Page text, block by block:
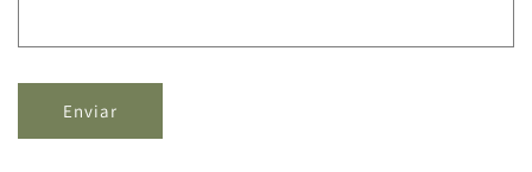
Enviar